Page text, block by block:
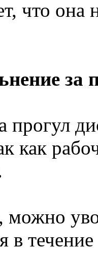
что она
за
прогул
как
можно
в